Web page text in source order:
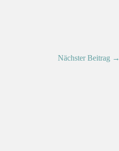
Nächster Beitrag →